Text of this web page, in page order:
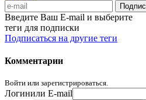
Введите Ваш E-mail и выберите
теги для подписки
Подписаться на другие теги
Комментарии
Войти или зарегистрироваться.
Логинили E-mail